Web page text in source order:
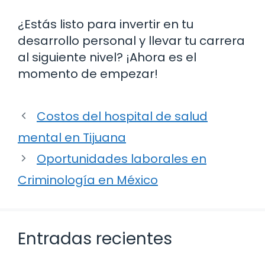
¿Estás listo para invertir en tu
desarrollo personal y llevar tu carrera
al siguiente nivel? ¡Ahora es el
momento de empezar!
Costos del hospital de salud
mental en Tijuana
Oportunidades laborales en
Criminología en México
Entradas recientes